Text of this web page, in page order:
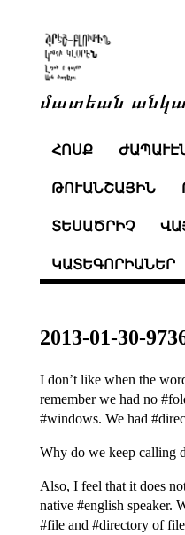
մատեան
ՀՈՍՔ
ԹՈՒԱՆՇԱՅԻՆ
ՏԵՍԱԾՐԻՉ
ԿԱՏԵԳՈՐԻԱՆԵՐ
2013-01-30-
I don’t like when the
remember we had no
#windows. We had
Why do we keep calling
Also, I feel that it does
native #english speaker.
#file and #directory of